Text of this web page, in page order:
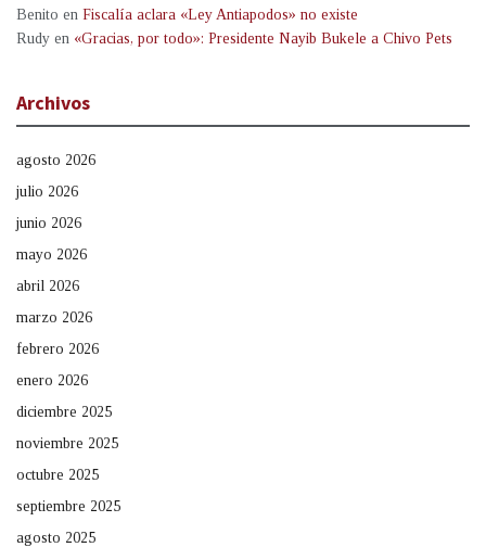
Benito en Fiscalía aclara «Ley Antiapodos» no existe
Rudy en «Gracias, por todo»: Presidente Nayib Bukele a Chivo Pets
Archivos
agosto 2026
julio 2026
junio 2026
mayo 2026
abril 2026
marzo 2026
febrero 2026
enero 2026
diciembre 2025
noviembre 2025
octubre 2025
septiembre 2025
agosto 2025